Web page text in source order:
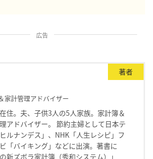
広告
著者
家計管理アドバイザー
住。夫、子供3人の5人家族。家計簿＆
アドバイザー。 節約主婦として日本テ
ルナンデス」、NHK「人生レシピ」フ
「バイキング」などに出演。著書に
の新ズボラ家計簿（秀和システム）」